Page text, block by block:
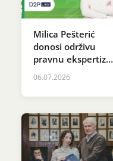
Milica Pešterić
donosi održivu
pravnu ekspertizu
na OIE SRBIJA
06.07.2026